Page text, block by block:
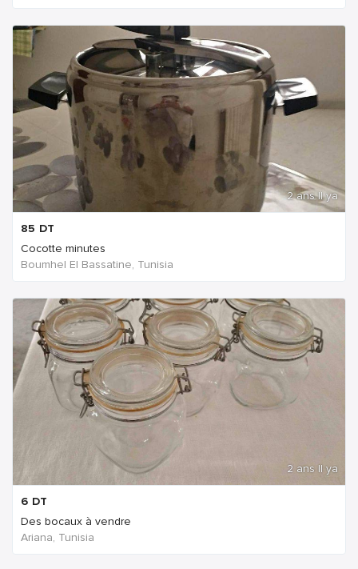
2 ans Il ya
85 DT
Cocotte minutes
Boumhel El Bassatine, Tunisia
2 ans Il ya
6 DT
Des bocaux à vendre
Ariana, Tunisia